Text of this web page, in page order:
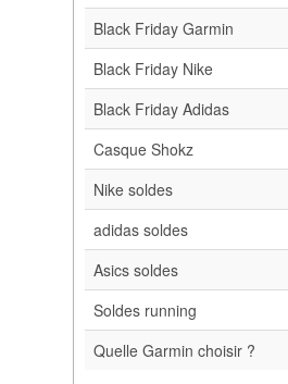
Black Friday Garmin
Black Friday Nike
Black Friday Adidas
Casque Shokz
Nike soldes
adidas soldes
Asics soldes
Soldes running
Quelle Garmin choisir ?